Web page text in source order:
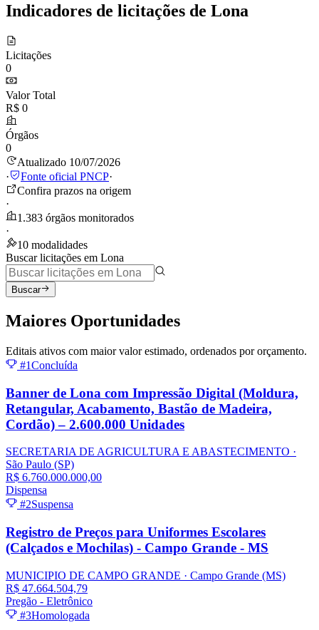
Indicadores de licitações de Lona
Licitações
0
Valor Total
R$ 0
Órgãos
0
Atualizado 10/07/2026
·
Fonte oficial PNCP·
Confira prazos na origem
·
1.383 órgãos monitorados
·
10 modalidades
Buscar licitações em Lona
Buscar
Maiores Oportunidades
Editais ativos com maior valor estimado, ordenados por orçamento.
#1Concluída
Banner de Lona com Impressão Digital (Moldura,
Retangular, Acabamento, Bastão de Madeira,
Cordão) – 2.600.000 Unidades
SECRETARIA DE AGRICULTURA E ABASTECIMENTO ·
São Paulo (SP)
R$ 6.760.000.000,00
Dispensa
#2Suspensa
Registro de Preços para Uniformes Escolares
(Calçados e Mochilas) - Campo Grande - MS
MUNICIPIO DE CAMPO GRANDE · Campo Grande (MS)
R$ 47.664.504,79
Pregão - Eletrônico
#3Homologada